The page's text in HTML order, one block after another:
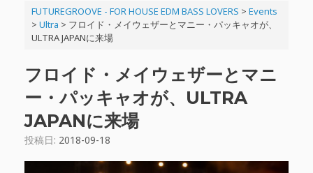
FUTUREGROOVE - FOR HOUSE EDM BASS LOVERS > Events
> Ultra > フロイド・メイウェザーとマニー・パッキャオが、
ULTRA JAPANに来場
フロイド・メイウェザーとマニ
ー・パッキャオが、ULTRA
JAPANに来場
投稿日: 2018-09-18